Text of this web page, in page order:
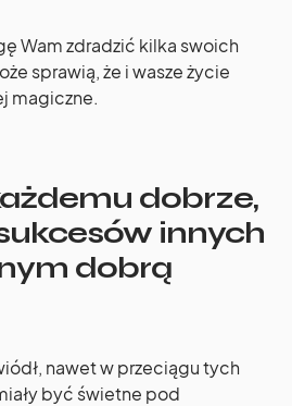
Wam zdradzić kilka swoich
sprawią, że i wasze życie
magiczne.
dobrze,
innych
dobrą
nawet w przeciągu tych
być świetne pod